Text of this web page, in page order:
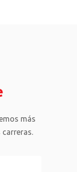
más